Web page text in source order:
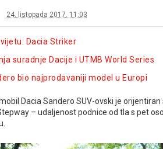
24. listopada 2017. 11:03
Dacia Striker
suradnje Dacije i UTMB World Series
bio najprodavaniji model u Europi
Dacia Sandero SUV-ovski je
– udaljenost podnice od tla s pet